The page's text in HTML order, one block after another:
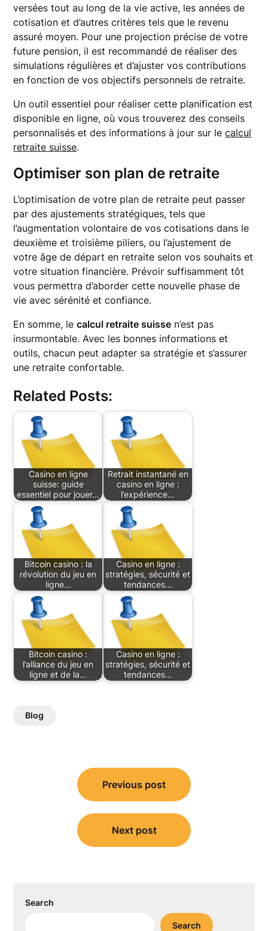
versées tout au long de la vie active, les années de
cotisation et d’autres critères tels que le revenu
assuré moyen. Pour une projection précise de votre
future pension, il est recommandé de réaliser des
simulations régulières et d’ajuster vos contributions
en fonction de vos objectifs personnels de retraite.
Un outil essentiel pour réaliser cette planification est
disponible en ligne, où vous trouverez des conseils
personnalisés et des informations à jour sur lecalcul
retraite suisse.
Optimiser son plan de retraite
L’optimisation de votre plan de retraite peut passer
par des ajustements stratégiques, tels que
l’augmentation volontaire de vos cotisations dans le
deuxième et troisième piliers, ou l’ajustement de
votre âge de départ en retraite selon vos souhaits et
votre situation financière. Prévoir suffisamment tôt
vous permettra d’aborder cette nouvelle phase de
vie avec sérénité et confiance.
En somme, lecalcul retraite suisse n’est pas
insurmontable. Avec les bonnes informations et
outils, chacun peut adapter sa stratégie et s’assurer
une retraite confortable.
Related Posts:
Casino en ligne
suisse: guide
essentiel pour jouer…
Retrait instantané en
casino en ligne :
l’expérience…
Bitcoin casino : la
révolution du jeu en
ligne…
Casino en ligne :
stratégies, sécurité et
tendances…
Bitcoin casino :
l’alliance du jeu en
ligne et de la…
Casino en ligne :
stratégies, sécurité et
tendances…
Blog
navigation
Previous post
Next post
Search
Search